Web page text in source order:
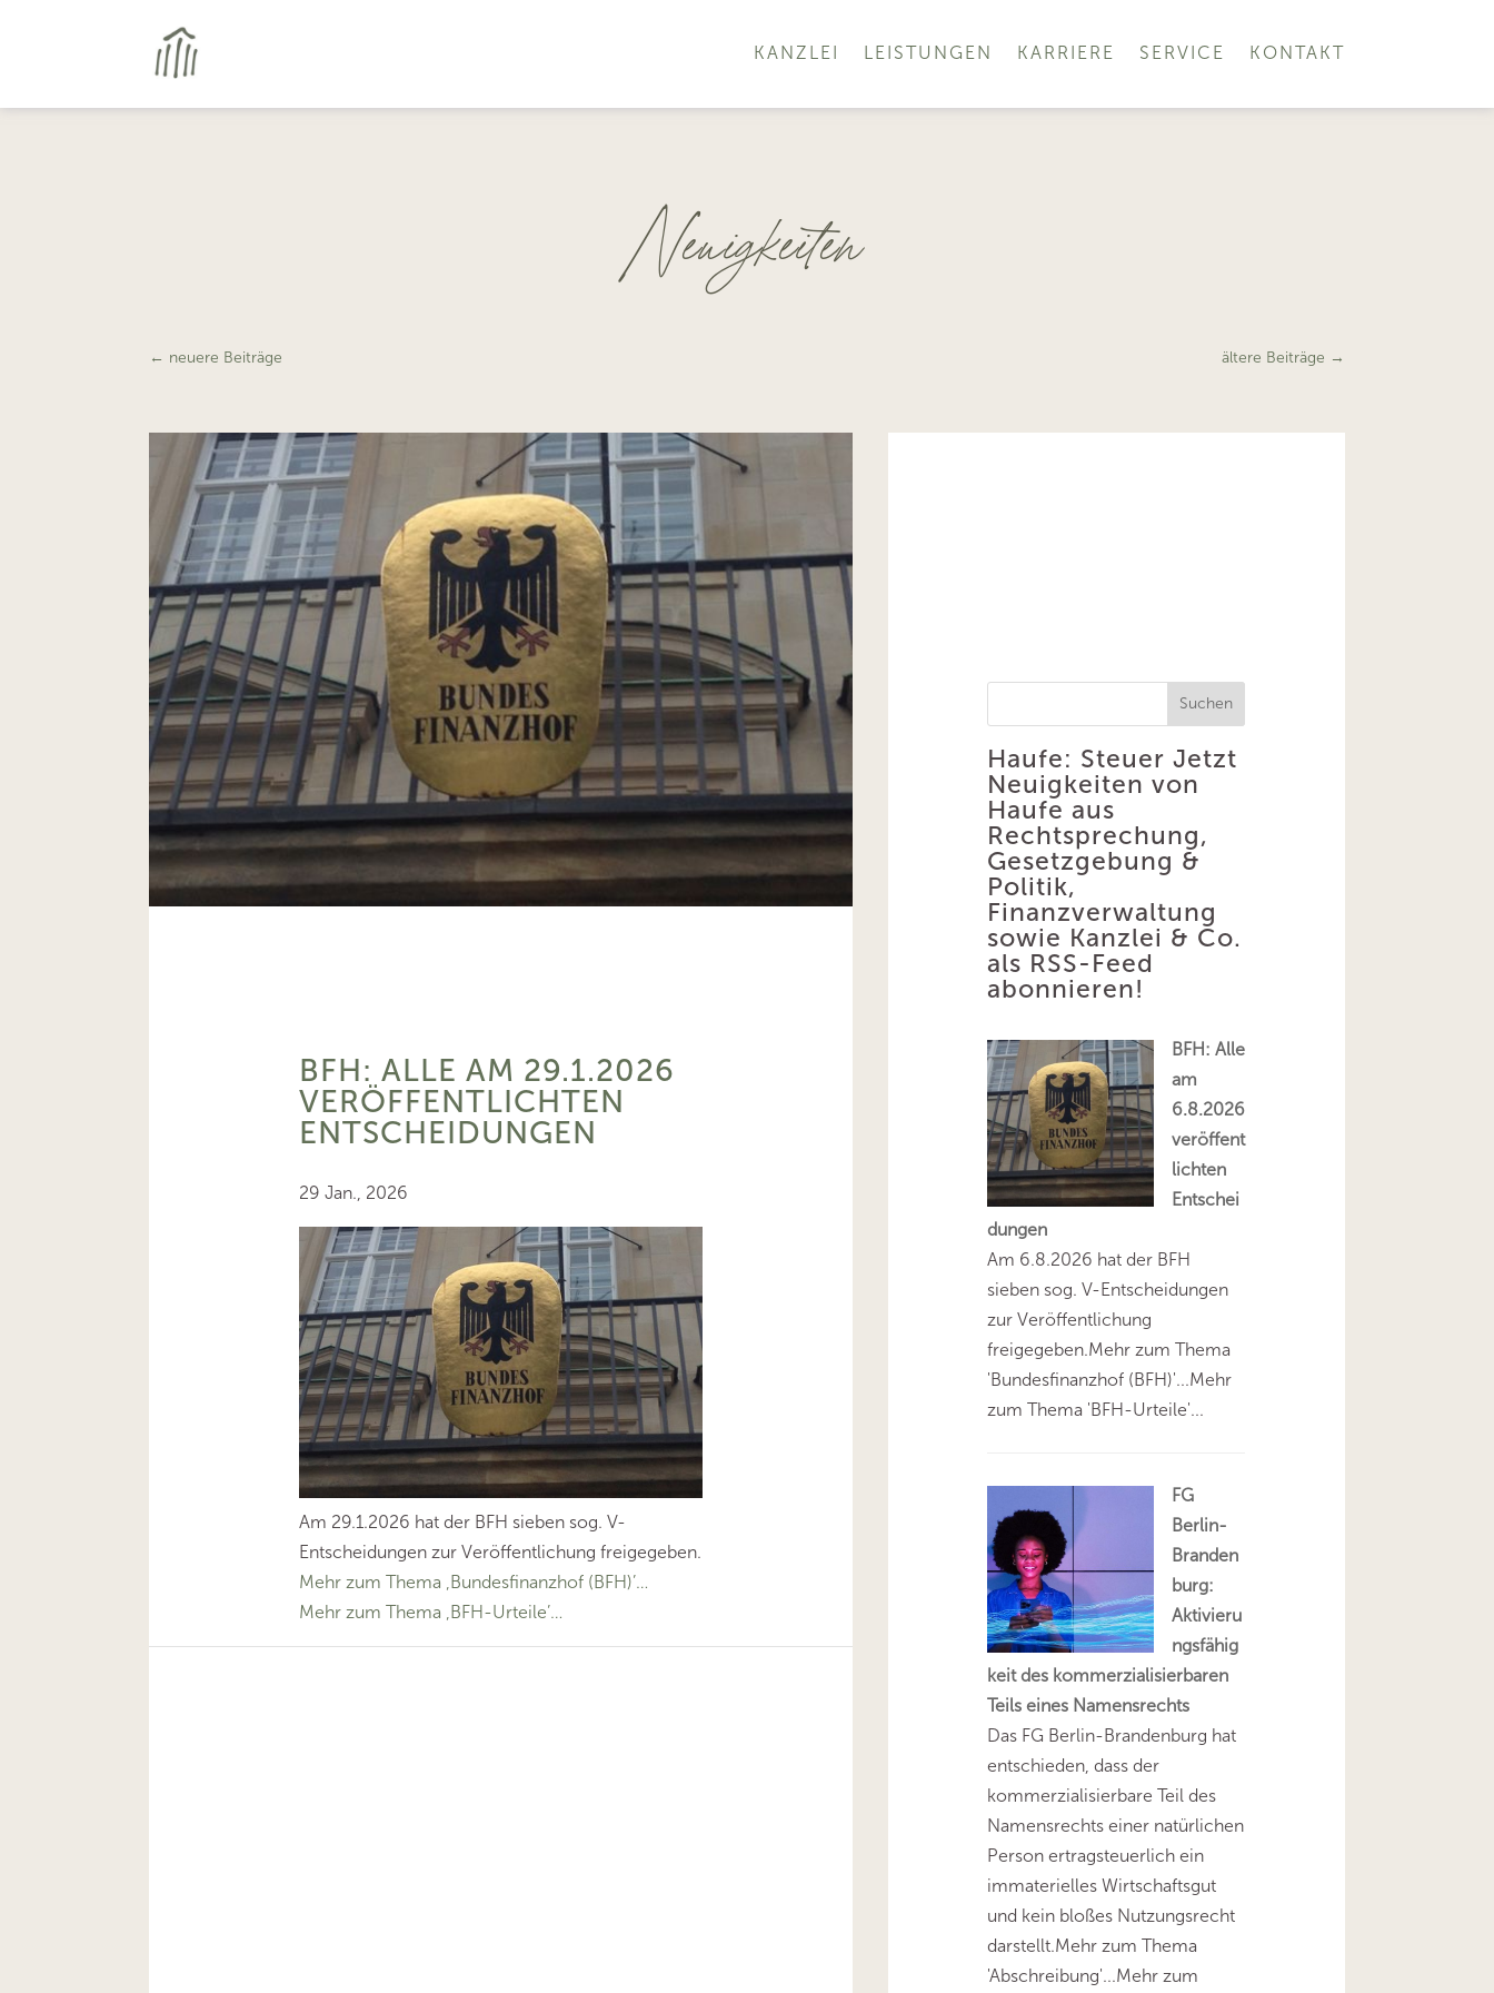
KANZLEI LEISTUNGEN KARRIERE SERVICE KONTAKT
Neuigkeiten
← neuere Beiträge ältere Beiträge →
BFH: ALLE AM 29.1.2026
VERÖFFENTLICHTEN
ENTSCHEIDUNGEN
29 Jan., 2026
Am 29.1.2026 hat der BFH sieben sog. V-
Entscheidungen zur Veröffentlichung freigegeben.
Mehr zum Thema ‚Bundesfinanzhof (BFH)’…
Mehr zum Thema ‚BFH-Urteile’…
Suchen
Haufe: Steuer Jetzt
Neuigkeiten von
Haufe aus
Rechtsprechung,
Gesetzgebung &
Politik,
Finanzverwaltung
sowie Kanzlei & Co.
als RSS-Feed
abonnieren!
BFH: Alle
am
6.8.2026
veröffent
lichten
Entschei
dungen
Am 6.8.2026 hat der BFH
sieben sog. V-Entscheidungen
zur Veröffentlichung
freigegeben.Mehr zum Thema
'Bundesfinanzhof (BFH)'...Mehr
zum Thema 'BFH-Urteile'...
FG
Berlin-
Branden
burg:
Aktivieru
ngsfähig
keit des kommerzialisierbaren
Teils eines Namensrechts
Das FG Berlin-Brandenburg hat
entschieden, dass der
kommerzialisierbare Teil des
Namensrechts einer natürlichen
Person ertragsteuerlich ein
immaterielles Wirtschaftsgut
und kein bloßes Nutzungsrecht
darstellt.Mehr zum Thema
'Abschreibung'...Mehr zum